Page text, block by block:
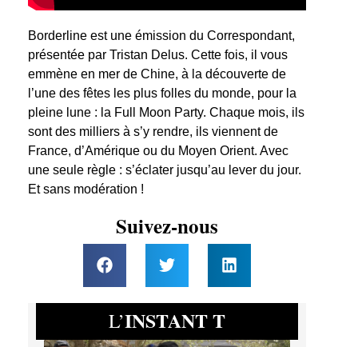
Borderline est une émission du Correspondant,
présentée par Tristan Delus. Cette fois, il vous
emmène en mer de Chine, à la découverte de
l’une des fêtes les plus folles du monde, pour la
pleine lune : la Full Moon Party. Chaque mois, ils
sont des milliers à s’y rendre, ils viennent de
France, d’Amérique ou du Moyen Orient. Avec
une seule règle : s’éclater jusqu’au lever du jour.
Et sans modération !
Suivez-nous
L’INSTANT T